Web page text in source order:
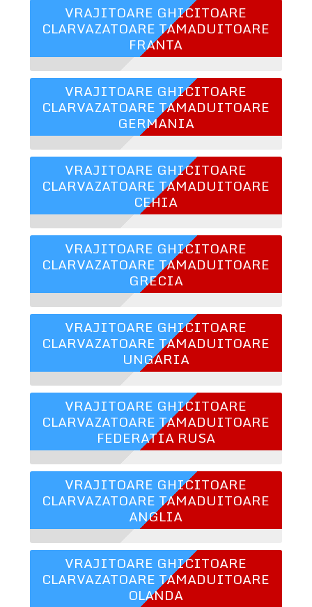
VRAJITOARE GHICITOARE
CLARVAZATOARE TAMADUITOARE
FRANTA
VRAJITOARE GHICITOARE
CLARVAZATOARE TAMADUITOARE
GERMANIA
VRAJITOARE GHICITOARE
CLARVAZATOARE TAMADUITOARE
CEHIA
VRAJITOARE GHICITOARE
CLARVAZATOARE TAMADUITOARE
GRECIA
VRAJITOARE GHICITOARE
CLARVAZATOARE TAMADUITOARE
UNGARIA
VRAJITOARE GHICITOARE
CLARVAZATOARE TAMADUITOARE
FEDERATIA RUSA
VRAJITOARE GHICITOARE
CLARVAZATOARE TAMADUITOARE
ANGLIA
VRAJITOARE GHICITOARE
CLARVAZATOARE TAMADUITOARE
OLANDA